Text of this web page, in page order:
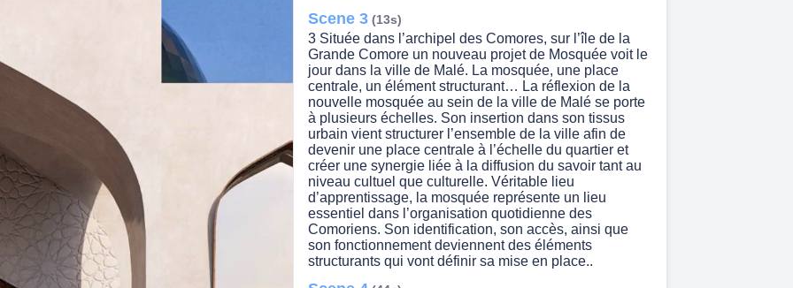
Scene 3 (13s)
3 Située dans l’archipel des Comores, sur l’île de la
Grande Comore un nouveau projet de Mosquée voit le
jour dans la ville de Malé. La mosquée, une place
centrale, un élément structurant… La réflexion de la
nouvelle mosquée au sein de la ville de Malé se porte
à plusieurs échelles. Son insertion dans son tissus
urbain vient structurer l’ensemble de la ville afin de
devenir une place centrale à l’échelle du quartier et
créer une synergie liée à la diffusion du savoir tant au
niveau cultuel que culturelle. Véritable lieu
d’apprentissage, la mosquée représente un lieu
essentiel dans l’organisation quotidienne des
Comoriens. Son identification, son accès, ainsi que
son fonctionnement deviennent des éléments
structurants qui vont définir sa mise en place..